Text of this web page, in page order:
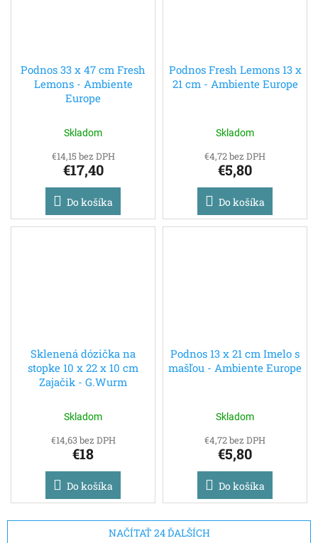
Podnos 33 x 47 cm Fresh
Lemons - Ambiente
Europe
Skladom
€14,15 bez DPH
€17,40
Do košíka
Podnos Fresh Lemons 13 x
21 cm - Ambiente Europe
Skladom
€4,72 bez DPH
€5,80
Do košíka
Sklenená dózička na
stopke 10 x 22 x 10 cm
Zajačik - G.Wurm
Skladom
€14,63 bez DPH
€18
Do košíka
Podnos 13 x 21 cm Imelo s
mašľou - Ambiente Europe
Skladom
€4,72 bez DPH
€5,80
Do košíka
NAČÍTAŤ 24 ĎALŠÍCH